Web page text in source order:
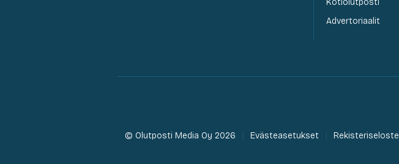
Advertoriaalit
© Olutposti Media Oy 2026 Evästeasetukset Rekisteriseloste